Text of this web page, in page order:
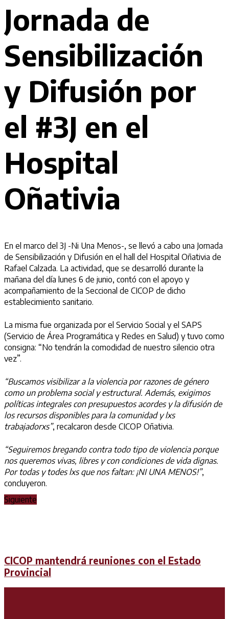
Jornada de
Sensibilización
y Difusión por
el #3J en el
Hospital
Oñativia
En el marco del 3J -Ni Una Menos-, se llevó a cabo una Jornada
de Sensibilización y Difusión en el hall del Hospital Oñativia de
Rafael Calzada. La actividad, que se desarrolló durante la
mañana del día lunes 6 de junio, contó con el apoyo y
acompañamiento de la Seccional de CICOP de dicho
establecimiento sanitario.
La misma fue organizada por el Servicio Social y el SAPS
(Servicio de Área Programática y Redes en Salud) y tuvo como
consigna: “No tendrán la comodidad de nuestro silencio otra
vez”.
“Buscamos visibilizar a la violencia por razones de género
como un problema social y estructural. Además, exigimos
políticas integrales con presupuestos acordes y la difusión de
los recursos disponibles para la comunidad y lxs
trabajadorxs”, recalcaron desde CICOP Oñativia.
“Seguiremos bregando contra todo tipo de violencia porque
nos queremos vivas, libres y con condiciones de vida dignas.
Por todas y todes lxs que nos faltan: ¡NI UNA MENOS!”,
concluyeron.
Siguiente
CICOP mantendrá reuniones con el Estado
Provincial